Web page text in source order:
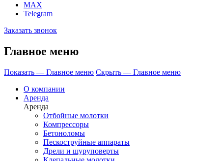
MAX
Telegram
Заказать звонок
Главное меню
Показать — Главное меню Скрыть — Главное меню
О компании
Аренда
Аренда
Отбойные молотки
Компрессоры
Бетоноломы
Пескоструйные аппараты
Дрели и шуруповерты